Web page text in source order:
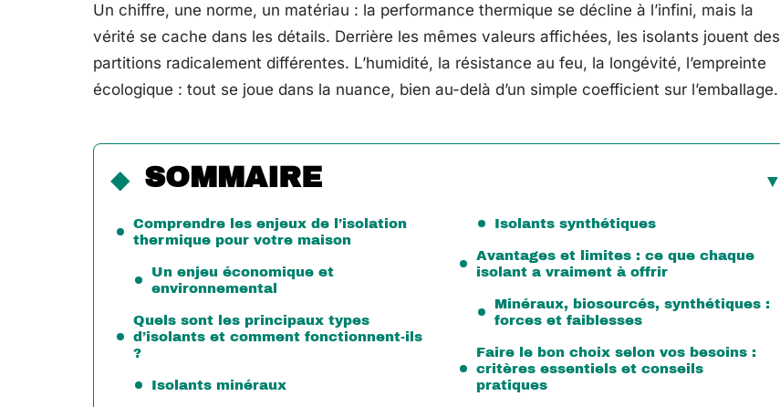
Un chiffre, une norme, un matériau : la performance thermique se décline à l’infini, mais la
vérité se cache dans les détails. Derrière les mêmes valeurs affichées, les isolants jouent des
partitions radicalement différentes. L’humidité, la résistance au feu, la longévité, l’empreinte
écologique : tout se joue dans la nuance, bien au-delà d’un simple coefficient sur l’emballage.
SOMMAIRE
Comprendre les enjeux de l’isolation
thermique pour votre maison
Un enjeu économique et
environnemental
Quels sont les principaux types
d’isolants et comment fonctionnent-ils
?
Isolants minéraux
Isolants synthétiques
Avantages et limites : ce que chaque
isolant a vraiment à offrir
Minéraux, biosourcés, synthétiques :
forces et faiblesses
Faire le bon choix selon vos besoins :
critères essentiels et conseils
pratiques